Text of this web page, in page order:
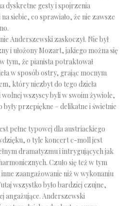
dyskretne gesty i spojrzenia
siebie, co sprawiało, że nie zawsze
Anderszewski zaskoczył. Nie był
i ułożony Mozart, jakiego można się
tym, że pianista potraktował
w sposób ostry, grając mocnym
który niezbyt do tego dzieła
wolnej wszyscy byli w swoim żywiole,
były przepiękne – delikatne i świetnie
pełne typowej dla austriackiego
o tyle koncert c-moll jest
dramatyzmu i intrygujących jak
Czuło się też w tym
zaangażowanie niż w wykonaniu
wszystko było bardziej czujne,
angażujące. Anderszewski